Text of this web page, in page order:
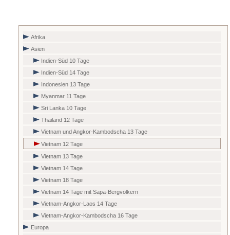
Afrika
Asien
Indien-Süd 10 Tage
Indien-Süd 14 Tage
Indonesien 13 Tage
Myanmar 11 Tage
Sri Lanka 10 Tage
Thailand 12 Tage
Vietnam und Angkor-Kambodscha 13 Tage
Vietnam 12 Tage
Vietnam 13 Tage
Vietnam 14 Tage
Vietnam 18 Tage
Vietnam 14 Tage mit Sapa-Bergvölkern
Vietnam-Angkor-Laos 14 Tage
Vietnam-Angkor-Kambodscha 16 Tage
Europa